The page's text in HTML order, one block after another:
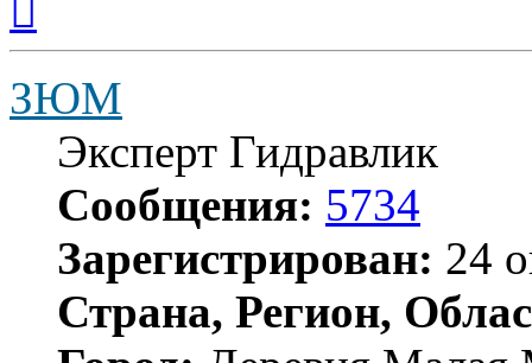
началу
ЗЮМ
Эксперт Гидравлик
Сообщения: 5734
Зарегистрирован: 24
Страна, Регион,